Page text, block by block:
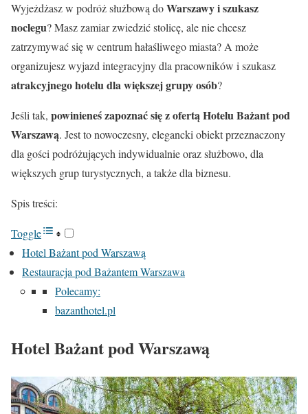
Wyjeżdżasz w podróż służbową doWarszawy i szukasz
noclegu? Masz zamiar zwiedzić stolicę, ale nie chcesz
zatrzymywać się w centrum hałaśliwego miasta? A może
organizujesz wyjazd integracyjny dla pracowników i szukasz
atrakcyjnego hotelu dla większej grupy osób?
Jeśli tak, powinieneś zapoznać się zofertą Hotelu Bażant pod
Warszawą. Jest to nowoczesny, elegancki obiekt przeznaczony
dla gości podróżujących indywidualnie oraz służbowo, dla
większych grup turystycznych, a także dla biznesu.
Spis treści:
Toggle
Hotel Bażant pod Warszawą
Restauracja pod Bażantem Warszawa
Polecamy:
bazanthotel.pl
Hotel Bażant pod Warszawą